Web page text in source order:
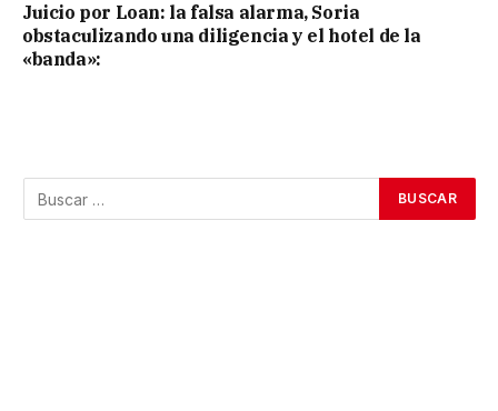
Juicio por Loan: la falsa alarma, Soria
obstaculizando una diligencia y el hotel de la
«banda»: